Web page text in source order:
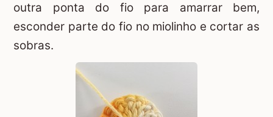
outra ponta do fio para amarrar bem,
esconder parte do fio no miolinho e cortar as
sobras.